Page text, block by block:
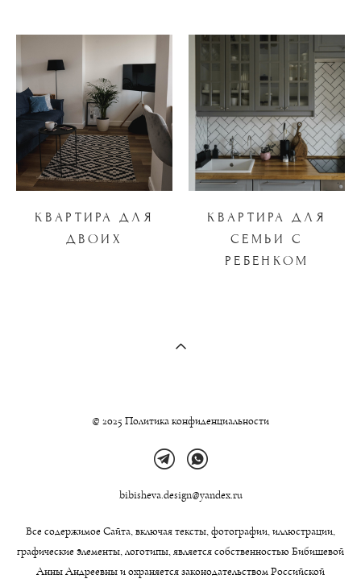
КВАРТИРА ДЛЯ
ДВОИХ
КВАРТИРА ДЛЯ
СЕМЬИ С
РЕБЕНКОМ
© 2025 Политика конфиденциальности
bibisheva.design@yandex.ru
Все содержимое Сайта, включая тексты, фотографии, иллюстрации,
графические элементы, логотипы, является собственностью Бибишевой
Анны Андреевны и охраняется законодательством Российской